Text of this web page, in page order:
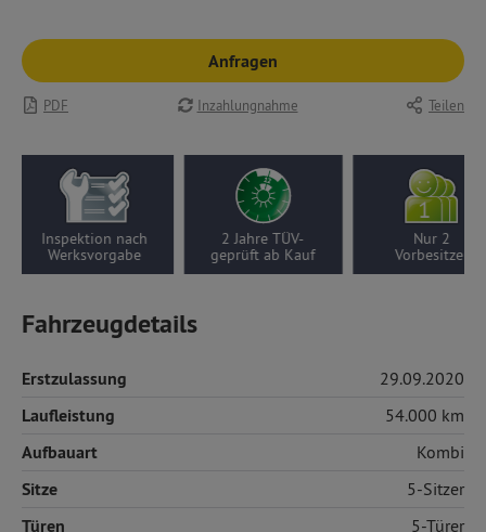
Anfragen
PDF Inzahlungnahme Teilen
nach
Werksvorgabe
2 Jahre TÜV-
geprüft ab Kauf
Vorbesitzer
Fahrzeugdetails
Erstzulassung 29.09.2020
Laufleistung 54.000 km
Aufbauart Kombi
Sitze 5-Sitzer
Türen 5-Türer